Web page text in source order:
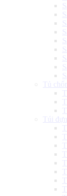
Tủ
Túi